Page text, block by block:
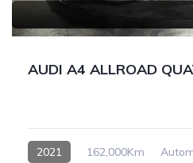
2021 162,000Km